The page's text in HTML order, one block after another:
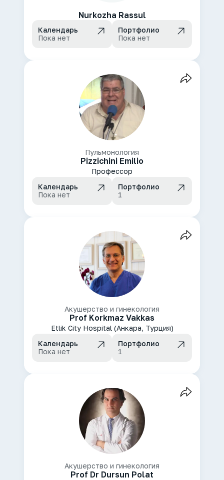
Nurkozha Rassul
Календарь
Пока нет
Портфолио
Пока нет
Пульмонология
Pizzichini Emilio
Профессор
Календарь
Пока нет
Портфолио
1
Акушерство и гинекология
Prof Korkmaz Vakkas
Etlik City Hospital (Анкара, Турция)
Календарь
Пока нет
Портфолио
1
Акушерство и гинекология
Prof Dr Dursun Polat